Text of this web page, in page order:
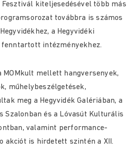
Fesztivál kiteljesedésével több más
továbbra is számos
a Hegyvidéki
intézményekhez.
MOMkult mellett hangversenyek,
műhelybeszélgetések,
meg a Hegyvidék Galériában, a
Szalonban és a Lóvasút Kulturális
valamint performance-
akciót is hirdetett szintén a XII.